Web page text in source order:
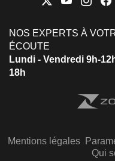
NOS EXPERTS À
ÉCOUTE
Lundi - Vendredi 9h-
18h
Mentions légales
Qui